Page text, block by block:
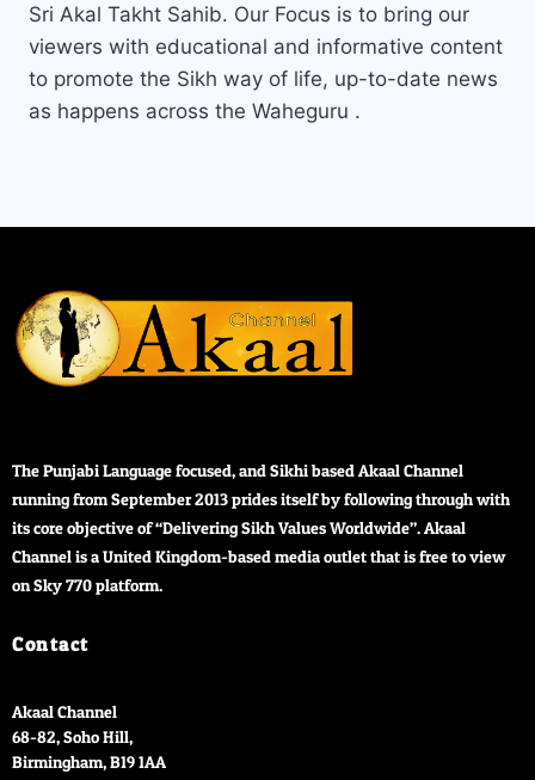
Sri Akal Takht Sahib. Our Focus is to bring our
viewers with educational and informative content
to promote the Sikh way of life, up-to-date news
as happens across the Waheguru .
The Punjabi Language focused, and Sikhi based Akaal Channel
running from September 2013 prides itself by following through with
its core objective of “Delivering Sikh Values Worldwide”. Akaal
Channel is a United Kingdom-based media outlet that is free to view
on Sky 770 platform.
Contact
Akaal Channel
68-82, Soho Hill,
Birmingham,B19 1AA